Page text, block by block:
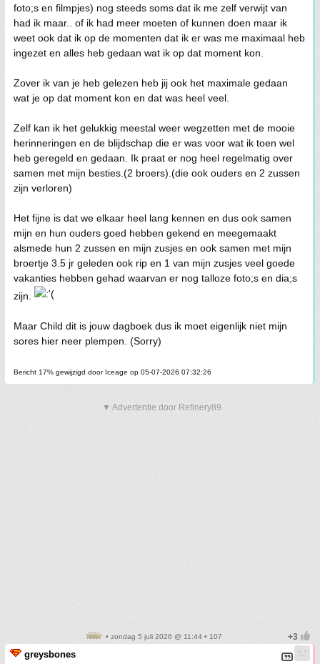
foto;s en filmpjes) nog steeds soms dat ik me zelf verwijt van
had ik maar.. of ik had meer moeten of kunnen doen maar ik
weet ook dat ik op de momenten dat ik er was me maximaal heb
ingezet en alles heb gedaan wat ik op dat moment kon.
Zover ik van je heb gelezen heb jij ook het maximale gedaan
wat je op dat moment kon en dat was heel veel.
Zelf kan ik het gelukkig meestal weer wegzetten met de mooie
herinneringen en de blijdschap die er was voor wat ik toen wel
heb geregeld en gedaan. Ik praat er nog heel regelmatig over
samen met mijn besties.(2 broers).(die ook ouders en 2 zussen
zijn verloren)
Het fijne is dat we elkaar heel lang kennen en dus ook samen
mijn en hun ouders goed hebben gekend en meegemaakt
alsmede hun 2 zussen en mijn zusjes en ook samen met mijn
broertje 3.5 jr geleden ook rip en 1 van mijn zusjes veel goede
vakanties hebben gehad waarvan er nog talloze foto;s en dia;s
zijn.
Maar Child dit is jouw dagboek dus ik moet eigenlijk niet mijn
sores hier neer plempen. (Sorry)
Bericht 17% gewijzigd door Iceage op 05-07-2026 07:32:26
▼ Advertentie door Refinery89
• zondag 5 juli 2026 @ 11:44 • 107
greysbones